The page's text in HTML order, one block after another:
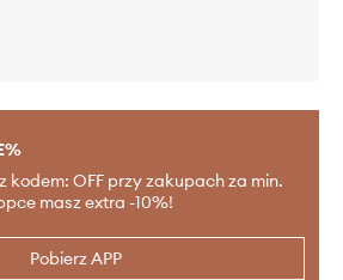
kodem: OFF przy zakupach za min.
masz extra -10%!
Pobierz APP